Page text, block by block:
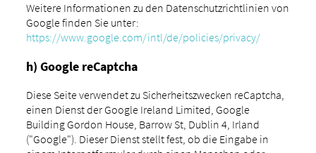
Weitere Informationen zu den Datenschutzrichtlinien von
Google finden Sie unter:
https://www.google.com/intl/de/policies/privacy/
h) Google reCaptcha
Diese Seite verwendet zu Sicherheitszwecken reCaptcha,
einen Dienst der Google Ireland Limited, Google
Building Gordon House, Barrow St, Dublin 4, Irland
("Google"). Dieser Dienst stellt fest, ob die Eingabe in